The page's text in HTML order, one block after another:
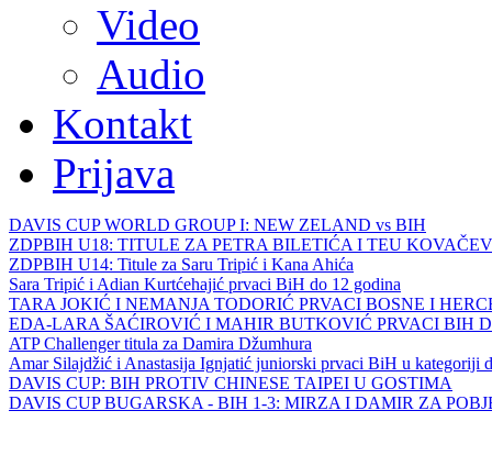
Video
Audio
Kontakt
Prijava
DAVIS CUP WORLD GROUP I: NEW ZELAND vs BIH
ZDPBIH U18: TITULE ZA PETRA BILETIĆA I TEU
ZDPBIH U14: Titule za Saru Tripić i Kana Ahića
Sara Tripić i Adian Kurtćehajić prvaci BiH do 12 godina
TARA JOKIĆ I NEMANJA TODORIĆ PRVACI BOSNE I
EDA-LARA ŠAĆIROVIĆ I MAHIR BUTKOVIĆ PRVACI BIH
ATP Challenger titula za Damira Džumhura
Amar Silajdžić i Anastasija Ignjatić juniorski prvaci BiH u kategoriji
DAVIS CUP: BIH PROTIV CHINESE TAIPEI U GOSTIMA
DAVIS CUP BUGARSKA - BIH 1-3: MIRZA I DAMIR ZA